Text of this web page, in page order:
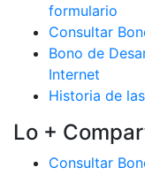
formulario
Consultar
Bono de
Internet
Historia de
Lo +
Consultar